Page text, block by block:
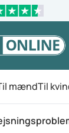
menuen
mændTil